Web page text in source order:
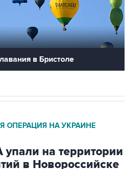
в Бристоле
ОПЕРАЦИЯ НА УКРАИНЕ
на территории
в Новороссийске